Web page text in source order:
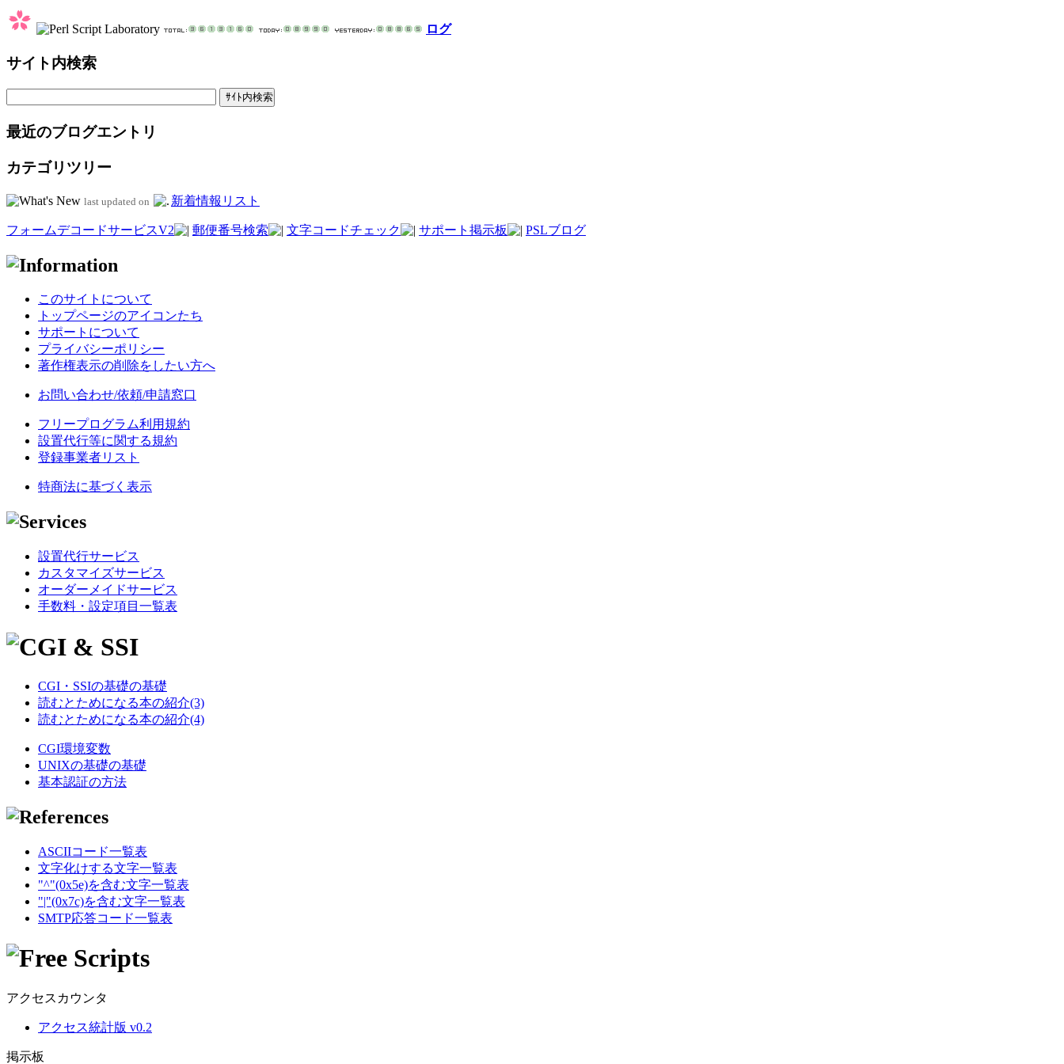
ログ
サイト内検索
最近のブログエントリ
カテゴリツリー
last updated on 新着情報リスト
フォームデコードサービスV2 郵便番号検索 文字コードチェック サポート掲示板 PSLブログ
このサイトについて
トップページのアイコンたち
サポートについて
プライバシーポリシー
著作権表示の削除をしたい方へ
お問い合わせ/依頼/申請窓口
フリープログラム利用規約
設置代行等に関する規約
登録事業者リスト
特商法に基づく表示
設置代行サービス
カスタマイズサービス
オーダーメイドサービス
手数料・設定項目一覧表
CGI・SSIの基礎の基礎
読むとためになる本の紹介(3)
読むとためになる本の紹介(4)
CGI環境変数
UNIXの基礎の基礎
基本認証の方法
ASCIIコード一覧表
文字化けする文字一覧表
"^"(0x5e)を含む文字一覧表
"|"(0x7c)を含む文字一覧表
SMTP応答コード一覧表
アクセスカウンタ
アクセス統計版 v0.2
掲示板